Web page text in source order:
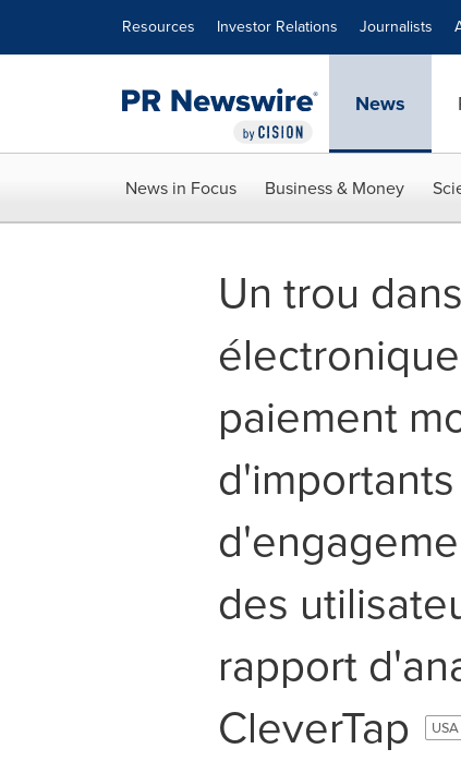
Resources Investor Relations Journalists
News
News in Focus Business & Money
Un trou
paiement
des
rapport
CleverTap